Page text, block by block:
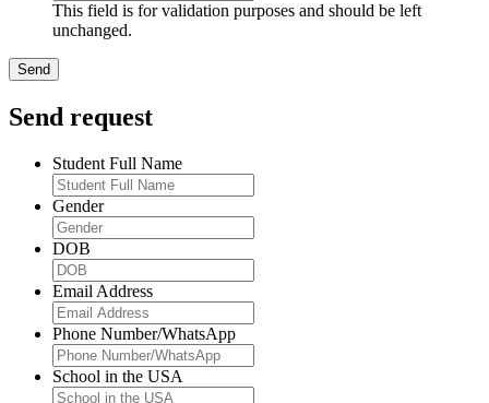
This field is for validation purposes and should be left
unchanged.
Send request
Student Full Name
Gender
DOB
Email Address
Phone Number/WhatsApp
School in the USA